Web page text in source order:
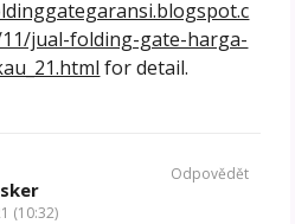
jual-folding-gate-harga-
for detail.
(10:32)
Odpovědět